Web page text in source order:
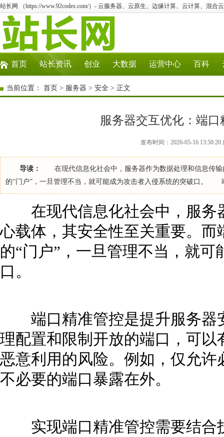
站长网 （https://www.92codes.com/）- 云服务器、云原生、边缘计算、云计算、混合
首页 站长资讯 创业 大数据 运营中心 百科
当前位置： 首页 > 服务器 > 安全 > 正文
服务器交互优化：端
发布时间：2026-05-16
导读：
在现代信息化社会中，服务器作为数据处理和信息传输
的“门户”，一旦管理不当，就可能成为攻击者入侵系统的突破口。
在现代信息化社会中，服务
心载体，其安全性至关重要。
的“门户”，一旦管理不当，就
口。
端口精准管控是提升服务器
理配置和限制开放的端口，可
恶意利用的风险。例如，仅允
不必要的端口暴露在外。
实现端口精准管控需要结合